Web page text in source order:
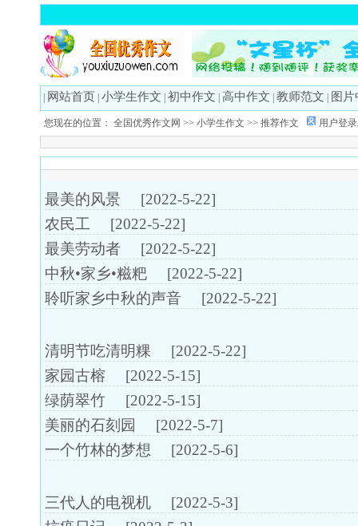
网站首页 小学生作文 初中作文 高中作文 教师范文 图
您现在的位置： 全国优秀作文网 >> 小学生作文 >> 推荐作文 用户登
最美的风景 [2022-5-22]
农民工 [2022-5-22]
最美劳动者 [2022-5-22]
中秋•家乡•糍粑 [2022-5-22]
聆听家乡中秋的声音 [2022-5-22]
清明节吃清明粿 [2022-5-22]
家园古榕 [2022-5-15]
绿荫翠竹 [2022-5-15]
美丽的石刻园
[2022-5-7]
一个竹林的梦想 [2022-5-6]
三代人的电视机 [2022-5-3]